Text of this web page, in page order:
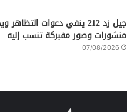
جيل زد 212 ينفي دعوات
منشورات وصور مفبركة تنسب إليه
07/08/2026